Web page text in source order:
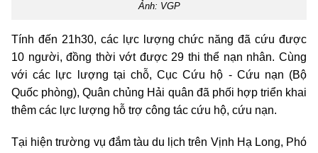
Ảnh: VGP
Tính đến 21h30, các lực lượng chức năng đã cứu được
10 người, đồng thời vớt được 29 thi thể nạn nhân. Cùng
với các lực lượng tại chỗ, Cục Cứu hộ - Cứu nạn (Bộ
Quốc phòng), Quân chủng Hải quân đã phối hợp triển khai
thêm các lực lượng hỗ trợ công tác cứu hộ, cứu nạn.
Tại hiện trường vụ đắm tàu du lịch trên Vịnh Hạ Long, Phó